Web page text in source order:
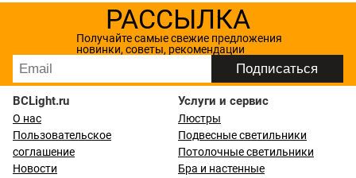
РАССЫЛКА
Получайте самые свежие предложения
новинки, советы, рекомендации
BCLight.ru
О нас
Пользовательское
соглашение
Новости
Услуги и сервис
Люстры
Подвесные светильники
Потолочные светильники
Бра и настенные